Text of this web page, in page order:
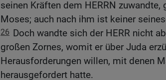
seinen Kräften dem HERRN zuwandte,
Moses; auch nach ihm ist keiner
26 Doch wandte sich der HERR nicht
großen Zornes, womit er über Juda
Herausforderungen willen, mit denen
herausgefordert hatte.